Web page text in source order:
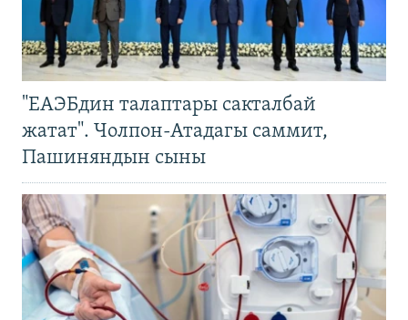
"ЕАЭБдин талаптары сакталбай
жатат". Чолпон-Атадагы саммит,
Пашиняндын сыны